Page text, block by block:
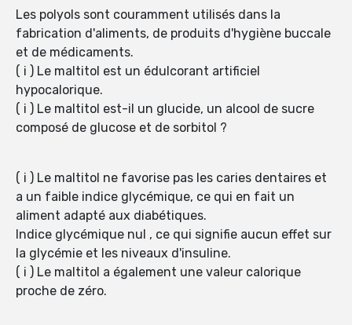
Les polyols sont couramment utilisés dans la
fabrication d'aliments, de produits d'hygiène buccale
et de médicaments.
( i ) Le maltitol est un édulcorant artificiel
hypocalorique.
( i ) Le maltitol est-il un glucide, un alcool de sucre
composé de glucose et de sorbitol ?
( i ) Le maltitol ne favorise pas les caries dentaires et
a un faible indice glycémique, ce qui en fait un
aliment adapté aux diabétiques.
Indice glycémique nul , ce qui signifie aucun effet sur
la glycémie et les niveaux d'insuline.
( i ) Le maltitol a également une valeur calorique
proche de zéro.